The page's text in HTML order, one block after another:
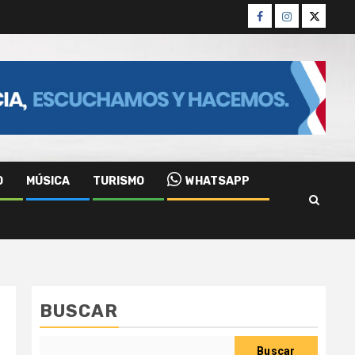
Facebook
Instagram
Twitter
MÚSICA TURISMO WHATSAPP
BUSCAR
Buscar